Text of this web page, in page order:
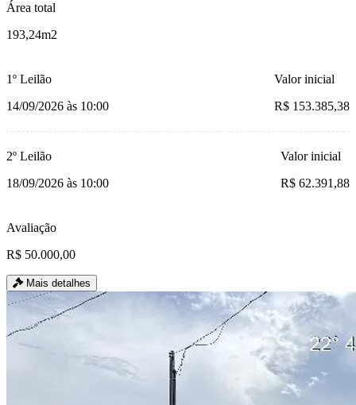
Área total
193,24m2
1º Leilão
14/09/2026 às 10:00
Valor inicial
R$ 153.385,38
2º Leilão
18/09/2026 às 10:00
Valor inicial
R$ 62.391,88
Avaliação
R$ 50.000,00
Mais detalhes